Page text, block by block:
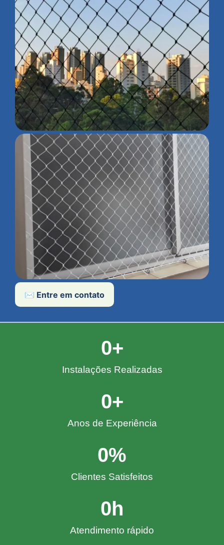
✉️ Entre em contato
Instalações Realizadas
0+
Anos de Experiência
0+
Clientes Satisfeitos
0%
Atendimento rápido
0 h